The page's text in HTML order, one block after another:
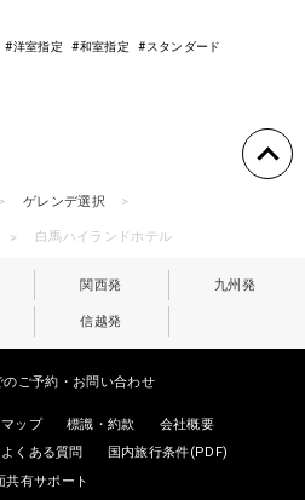
#洋室指定 #和室指定 #スタンダード
ゲレンデ選択
白馬ハイランドホテル
関西発 九州発
信越発
のご予約・お問い合わせ
ップ 標識・約款
会社概要
よくある質問
国内旅行条件(PDF)
共有サポート